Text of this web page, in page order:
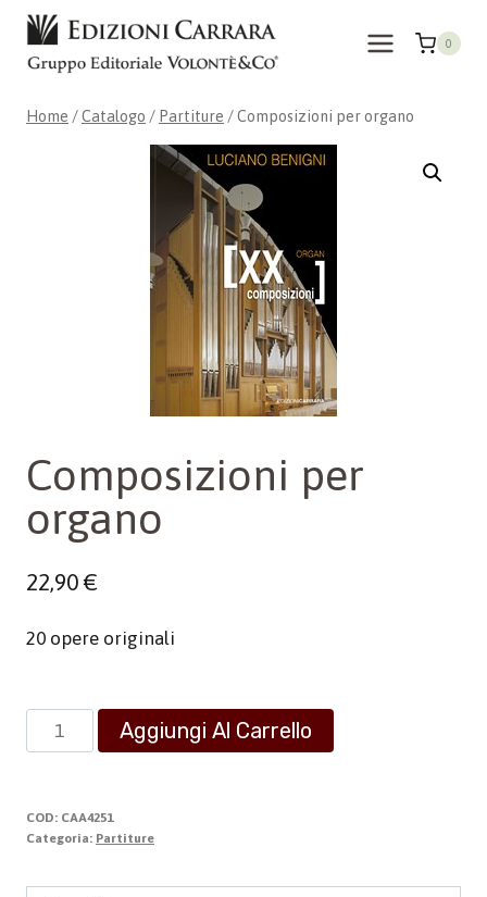
Salta
contenuto
0
Home /Catalogo / Partiture /Composizioni per organo
Composizioni per
organo
22,90€
20 opere originali
Composizioni
per
quantità
Aggiungi Al Carrello
COD: CAA4251
Categoria: Partiture